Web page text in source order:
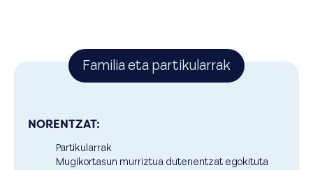
Familia eta partikularrak
NORENTZAT:
Partikularrak
Mugikortasun murriztua dutenentzat egokituta